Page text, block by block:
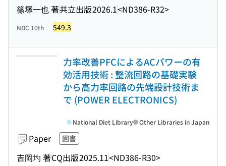
篠塚一也 著共立出版2026.1<ND386-R32>
NDC 10th 549.3
力率改善PFCによるACパワーの有
効活用技術 : 整流回路の基礎実験
から高力率回路の先端設計技術ま
で (POWER ELECTRONICS)
Paper 図書
吉岡圴 著CQ出版2025.11<ND386-R30>
National Diet Library Other Libraries in Japan